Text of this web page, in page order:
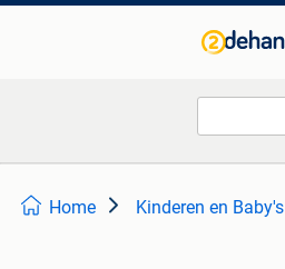
Home Kinderen en Baby's